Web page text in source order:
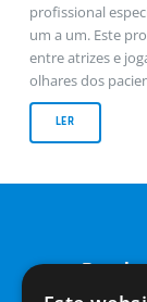
profissional
um a um. Este
entre atrizes e
olhares dos
LER